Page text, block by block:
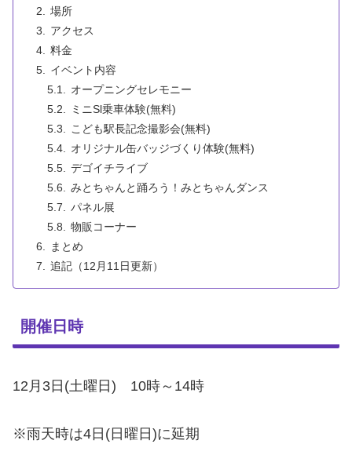
場所
アクセス
料金
イベント内容
オープニングセレモニー
ミニSl乗車体験(無料)
こども駅長記念撮影会(無料)
オリジナル缶バッジづくり体験(無料)
デゴイチライブ
みとちゃんと踊ろう！みとちゃんダンス
パネル展
物販コーナー
まとめ
追記（12月11日更新）
開催日時
12月3日(土曜日) 10時～14時
※雨天時は4日(日曜日)に延期